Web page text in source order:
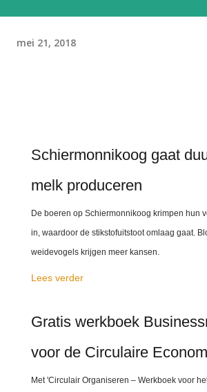
mei 21, 2018
Schiermonnikoog gaat
melk produceren
De boeren op Schiermonnikoog krimpen hun
in, waardoor de stikstofuitstoot omlaag gaat.
weidevogels krijgen meer kansen.
Lees verder
Gratis werkboek
voor de Circulaire
Met 'Circulair Organiseren – Werkboek voor